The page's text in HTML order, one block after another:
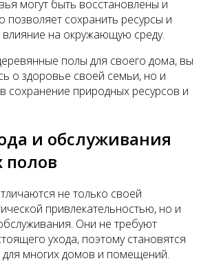
могут быть восстановлены и
позволяет сохранить ресурсы и
влияние на окружающую среду.
полы для своего дома, вы
о здоровье своей семьи, но и
сохранение природных ресурсов и
и обслуживания
полов
не только своей
привлекательностью, но и
Они не требуют
ухода, поэтому становятся
многих домов и помещений.